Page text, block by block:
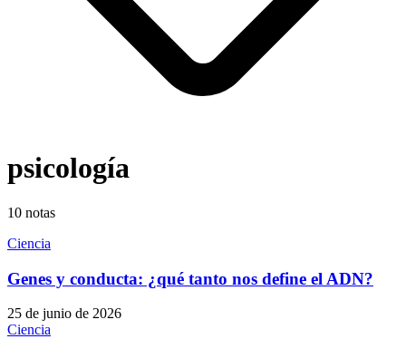
psicología
10 notas
Ciencia
Genes y conducta: ¿qué tanto nos define el ADN?
25 de junio de 2026
Ciencia